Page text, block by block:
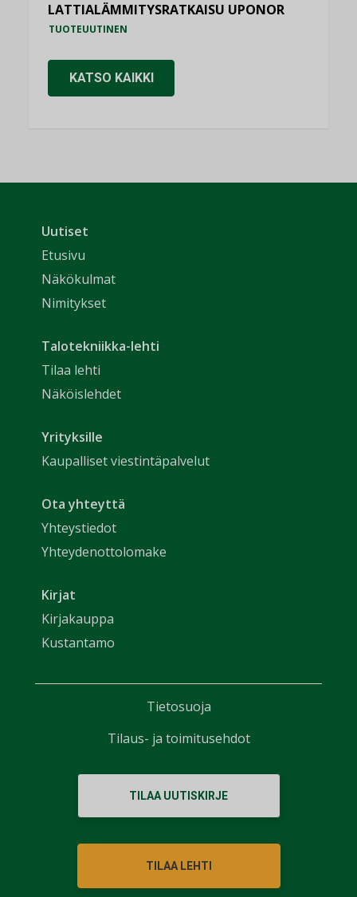
LATTIALÄMMITYSRATKAISU UPONOR
TUOTEUUTINEN
KATSO KAIKKI
Uutiset
Etusivu
Näkökulmat
Nimitykset
Talotekniikka-lehti
Tilaa lehti
Näköislehdet
Yrityksille
Kaupalliset viestintäpalvelut
Ota yhteyttä
Yhteystiedot
Yhteydenottolomake
Kirjat
Kirjakauppa
Kustantamo
TILAA UUTISKIRJE
TILAA LEHTI
Tietosuoja
Tilaus- ja toimitusehdot